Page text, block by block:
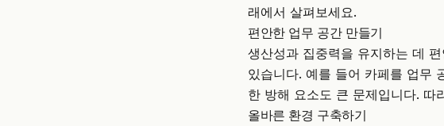
래에서 살펴보세요.
편안한 업무 공간 만들기
생산성과 집중력을 유지하는 데
있습니다. 예를 들어 카페를 업무
한 방해 요소도 큰 문제입니다. 따
올바른 환경 구축하기